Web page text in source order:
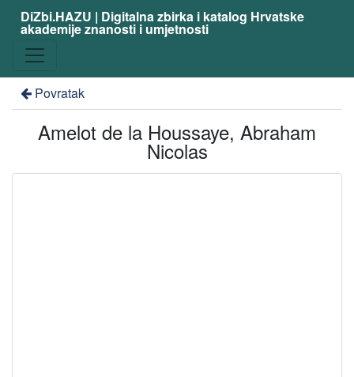
DiZbi.HAZU | Digitalna zbirka i katalog Hrvatske
akademije znanosti i umjetnosti
Povratak
Amelot de la Houssaye, Abraham
Nicolas